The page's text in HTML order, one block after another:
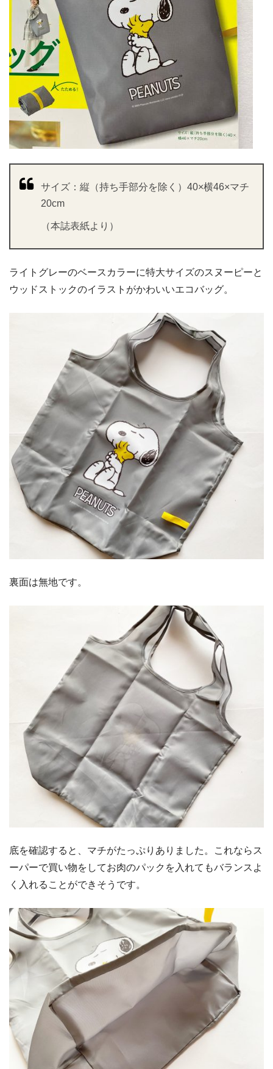
サイズ：縦（持ち手部分を除く）40×横46×マチ
20cm
（本誌表紙より）
ライトグレーのベースカラーに特大サイズのスヌーピーと
ウッドストックのイラストがかわいいエコバッグ。
裏面は無地です。
底を確認すると、マチがたっぷりありました。これならス
ーパーで買い物をしてお肉のパックを入れてもバランスよ
く入れることができそうです。